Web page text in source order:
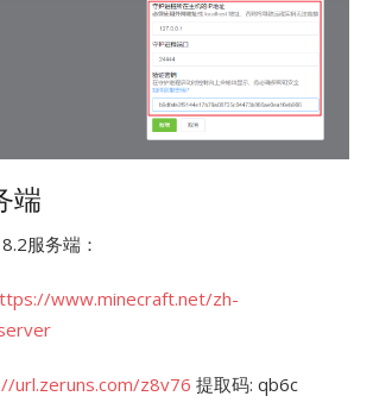
端
服务端：
www.minecraft.net/zh-
url.zeruns.com/z8v76 提取码: qb6c